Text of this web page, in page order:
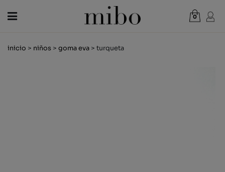
0
VER CESTA
inicio > niños > goma eva > turqueta